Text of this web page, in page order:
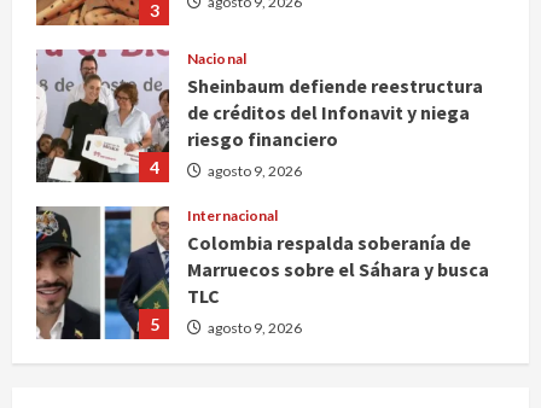
3
4
Nacional
Sheinbaum defiende reestructura
de créditos del Infonavit y niega
riesgo financiero
agosto 9, 2026
5
Internacional
Colombia respalda soberanía de
Marruecos sobre el Sáhara y busca
TLC
agosto 9, 2026